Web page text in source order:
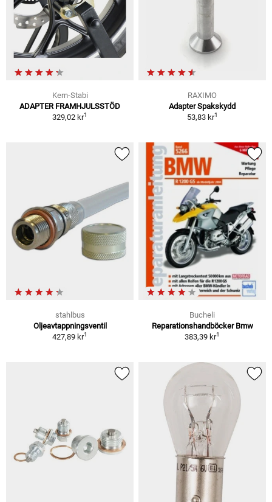
Kern-Stabi
ADAPTER FRAMHJULSSTÖD
329,02 kr1
RAXIMO
Adapter Spakskydd
53,83 kr1
stahlbus
Oljeavtappningsventil
427,89 kr1
Bucheli
Reparationshandböcker Bmw
383,39 kr1